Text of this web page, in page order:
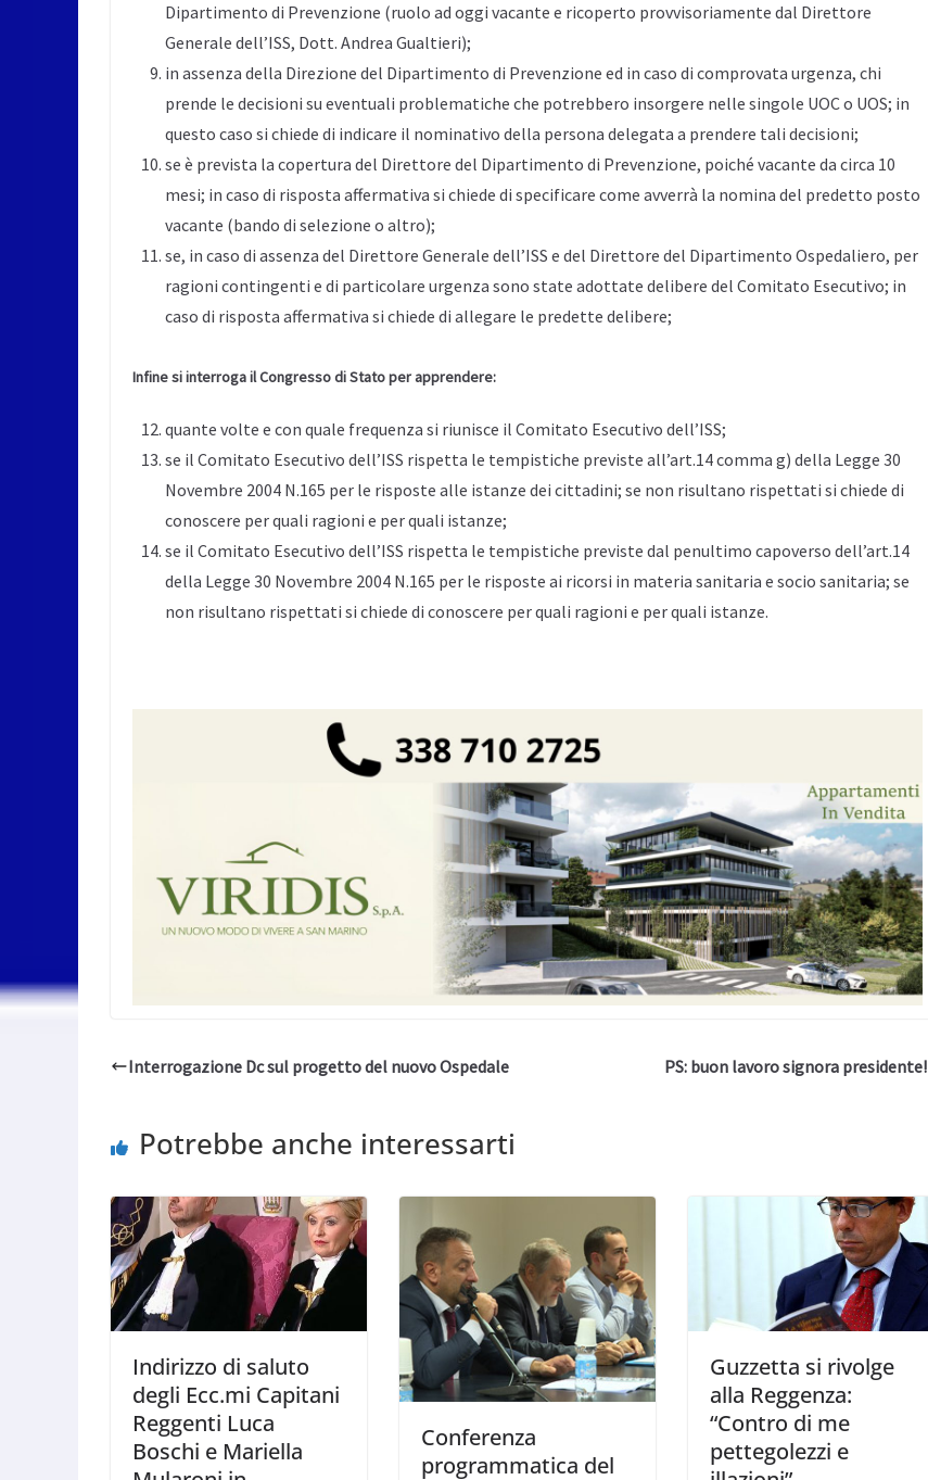
Dipartimento di Prevenzione (ruolo ad oggi vacante e ricoperto provvisoriamente dal Direttore
Generale dell’ISS, Dott. Andrea Gualtieri);
in assenza della Direzione del Dipartimento di Prevenzione ed in caso di comprovata urgenza, chi
prende le decisioni su eventuali problematiche che potrebbero insorgere nelle singole UOC o UOS; in
questo caso si chiede di indicare il nominativo della persona delegata a prendere tali decisioni;
se è prevista la copertura del Direttore del Dipartimento di Prevenzione, poiché vacante da circa 10
mesi; in caso di risposta affermativa si chiede di specificare come avverrà la nomina del predetto posto
vacante (bando di selezione o altro);
se, in caso di assenza del Direttore Generale dell’ISS e del Direttore del Dipartimento Ospedaliero, per
ragioni contingenti e di particolare urgenza sono state adottate delibere del Comitato Esecutivo; in
caso di risposta affermativa si chiede di allegare le predette delibere;
Infine si interroga il Congresso di Stato per apprendere:
quante volte e con quale frequenza si riunisce il Comitato Esecutivo dell’ISS;
se il Comitato Esecutivo dell’ISS rispetta le tempistiche previste all’art.14 comma g) della Legge 30
Novembre 2004 N.165 per le risposte alle istanze dei cittadini; se non risultano rispettati si chiede di
conoscere per quali ragioni e per quali istanze;
se il Comitato Esecutivo dell’ISS rispetta le tempistiche previste dal penultimo capoverso dell’art.14
della Legge 30 Novembre 2004 N.165 per le risposte ai ricorsi in materia sanitaria e socio sanitaria; se
non risultano rispettati si chiede di conoscere per quali ragioni e per quali istanze.
Interrogazione Dc sul progetto del nuovo Ospedale PS: buon lavoro signora presidente!
Potrebbe anche interessarti
Indirizzo di saluto
degli Ecc.mi Capitani
Reggenti Luca
Boschi e Mariella
Conferenza
programmatica del
Guzzetta si rivolge
alla Reggenza:
“Contro di me
pettegolezzi e